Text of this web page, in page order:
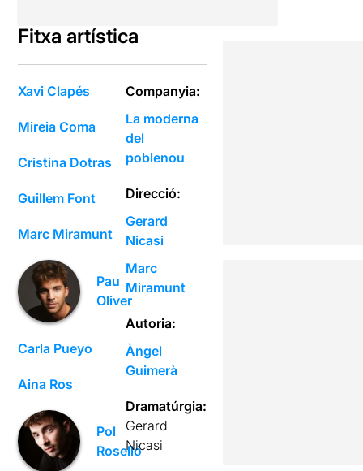
Fitxa artística
Xavi Clapés
Mireia Coma
Cristina Dotras
Guillem Font
Marc Miramunt
Pau
Oliver
Carla Pueyo
Aina Ros
Pol
Roselló
Companyia:
La moderna
del
poblenou
Direcció:
Gerard
Nicasi
Marc
Miramunt
Autoria:
Àngel
Guimerà
Dramatúrgia:
Gerard
Nicasi